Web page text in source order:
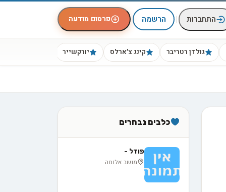
התחברות | הרשמה פרסום מודעה
גולדן רטריבר קינג צ׳ארלס יורקשייר
כלבים נבחרים
פודל -
מושב אלומה